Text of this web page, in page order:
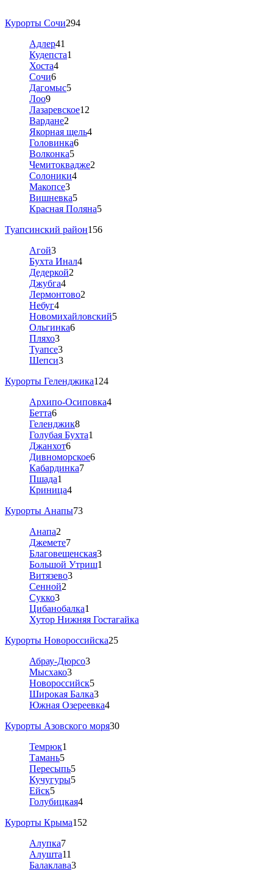
Курорты Сочи294
Адлер41
Кудепста1
Хоста4
Сочи6
Дагомыс5
Лоо9
Лазаревское12
Вардане2
Якорная щель4
Головинка6
Волконка5
Чемитоквадже2
Солоники4
Макопсе3
Вишневка5
Красная Поляна5
Туапсинский район156
Агой3
Бухта Инал4
Дедеркой2
Джубга4
Лермонтово2
Небуг4
Новомихайловский5
Ольгинка6
Пляхо3
Туапсе3
Шепси3
Курорты Геленджика124
Архипо-Осиповка4
Бетта6
Геленджик8
Голубая Бухта1
Джанхот6
Дивноморское6
Кабардинка7
Пшада1
Криница4
Курорты Анапы73
Анапа2
Джемете7
Благовещенская3
Большой Утриш1
Витязево3
Сенной2
Сукко3
Цибанобалка1
Хутор Нижняя Гостагайка
Курорты Новороссийска25
Абрау-Дюрсо3
Мысхако3
Новороссийск5
Широкая Балка3
Южная Озереевка4
Курорты Азовского моря30
Темрюк1
Тамань5
Пересыпь5
Кучугуры5
Ейск5
Голубицкая4
Курорты Крыма152
Алупка7
Алушта11
Балаклава3